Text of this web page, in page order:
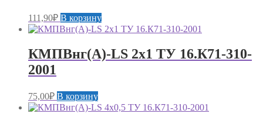
111,90₽ В корзину
КМПВнг(А)-LS 2х1 ТУ 16.К71-310-
2001
75,00₽ В корзину